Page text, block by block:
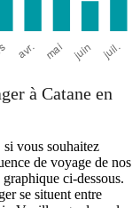
à Catane en
vous souhaitez
de voyage de nos
ci-dessous.
se situent entre